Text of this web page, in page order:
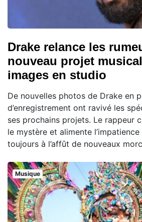
Drake relance les
nouveau projet
images en studio
De nouvelles photos de Drake en
d’enregistrement ont ravivé les
ses prochains projets. Le rappeur
le mystère et alimente l’impatience
toujours à l’affût de nouveaux
Musique